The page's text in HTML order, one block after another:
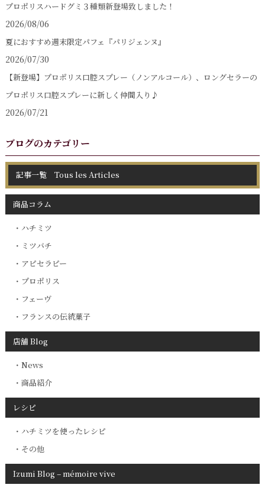
プロポリスハードグミ３種類新登場致しました！
2026/08/06
夏におすすめ週末限定パフェ『パリジェンヌ』
2026/07/30
【新登場】プロポリス口腔スプレー（ノンアルコール）、ロングセラーの
プロポリス口腔スプレーに新しく仲間入り♪
2026/07/21
ブログのカテゴリー
記事一覧 Tous les Articles
商品コラム
ハチミツ
ミツバチ
アピセラピー
プロポリス
フェーヴ
フランスの伝統菓子
店舗 Blog
News
商品紹介
レシピ
ハチミツを使ったレシピ
その他
Izumi Blog – mémoire vive